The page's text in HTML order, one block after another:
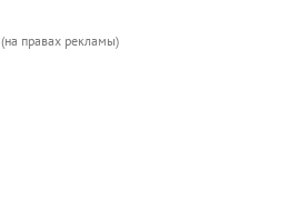
(на правах рекламы)